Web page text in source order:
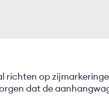
richten op
dat de